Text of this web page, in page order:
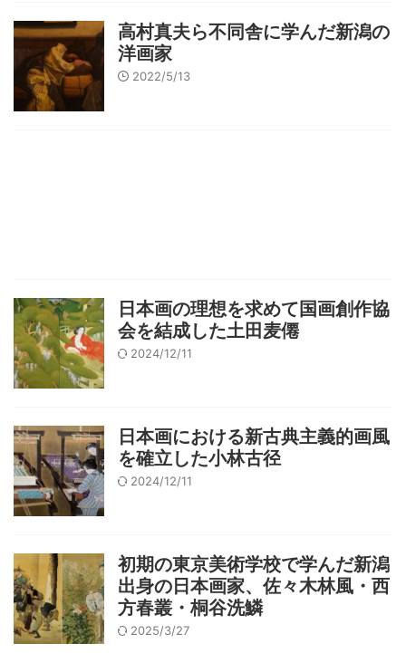
高村真夫ら不同舎に学んだ新潟の
洋画家
2022/5/13
日本画の理想を求めて国画創作協
会を結成した土田麦僊
2024/12/11
日本画における新古典主義的画風
を確立した小林古径
2024/12/11
初期の東京美術学校で学んだ新潟
出身の日本画家、佐々木林風・西
方春叢・桐谷洗鱗
2025/3/27